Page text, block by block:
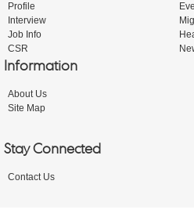
Profile
Interview
Job Info
CSR
Information
About Us
Site Map
Stay Connected
Contact Us